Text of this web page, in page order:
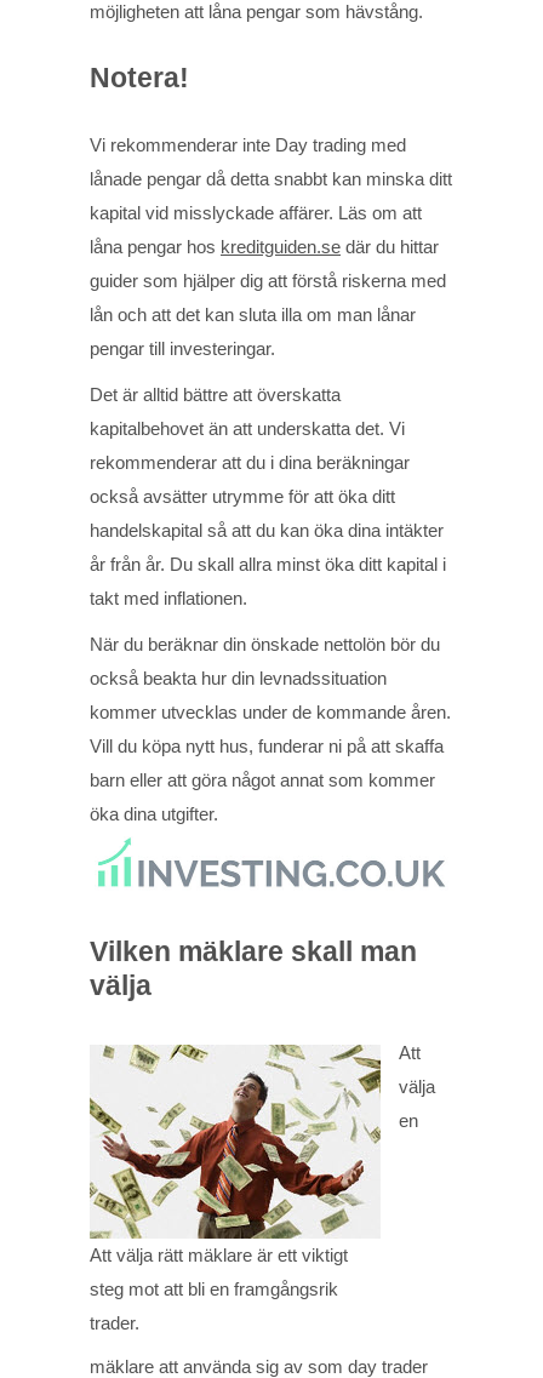
möjligheten att låna pengar som hävstång.
Notera!
Vi rekommenderar inte Day trading med
lånade pengar då detta snabbt kan minska ditt
kapital vid misslyckade affärer. Läs om att
låna pengar hos kreditguiden.se där du hittar
guider som hjälper dig att förstå riskerna med
lån och att det kan sluta illa om man lånar
pengar till investeringar.
Det är alltid bättre att överskatta
kapitalbehovet än att underskatta det. Vi
rekommenderar att du i dina beräkningar
också avsätter utrymme för att öka ditt
handelskapital så att du kan öka dina intäkter
år från år. Du skall allra minst öka ditt kapital i
takt med inflationen.
När du beräknar din önskade nettolön bör du
också beakta hur din levnadssituation
kommer utvecklas under de kommande åren.
Vill du köpa nytt hus, funderar ni på att skaffa
barn eller att göra något annat som kommer
öka dina utgifter.
Vilken mäklare skall man
välja
Att välja rätt mäklare är ett viktigt
steg mot att bli en framgångsrik
trader.
Att
välja
en
mäklare att använda sig av som day trader